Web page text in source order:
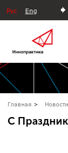
Рус Eng
Главная Новости
С